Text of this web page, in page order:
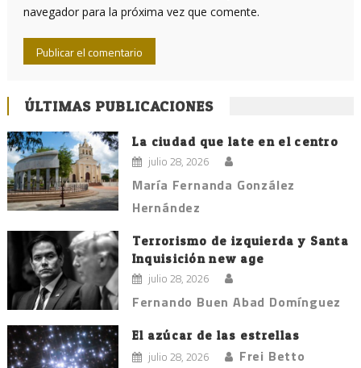
navegador para la próxima vez que comente.
ÚLTIMAS PUBLICACIONES
La ciudad que late en el centro
julio 28, 2026
María Fernanda González
Hernández
Terrorismo de izquierda y Santa
Inquisición new age
julio 28, 2026
Fernando Buen Abad Domínguez
El azúcar de las estrellas
julio 28, 2026 Frei Betto